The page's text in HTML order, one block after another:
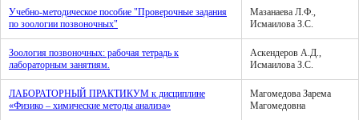
Учебно-методическое пособие "Проверочные задания
по зоологии позвоночных"
Мазанаева Л.Ф.,
Исмаилова З.С.
Зоология позвоночных: рабочая тетрадь к
лабораторным занятиям.
Аскендеров А.Д.,
Исмаилова З.С.
ЛАБОРАТОРНЫЙ ПРАКТИКУМ к дисциплине
«Физико – химические методы анализа»
Магомедова Зарема
Магомедовна